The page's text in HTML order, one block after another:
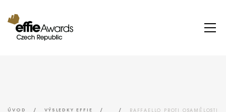
ÚVOD / VÝSLEDKY EFFIE / / RAFFAELLO PROTI OSAMĚLOSTI